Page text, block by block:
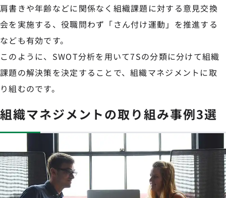
肩書きや年齢などに関係なく組織課題に対する意見交換
会を実施する、役職問わず「さん付け運動」を推進する
なども有効です。
このように、SWOT分析を用いて7Sの分類に分けて組織
課題の解決策を決定することで、組織マネジメントに取
り組むのです。
組織マネジメントの取り組み事例3選